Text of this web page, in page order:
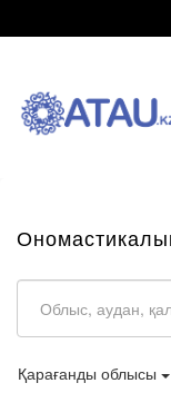
Қарағанды облысы